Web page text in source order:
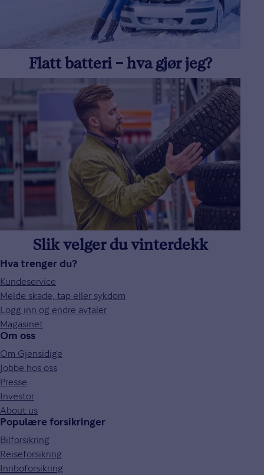
Flatt batteri – hva gjør jeg?
Slik velger du vinterdekk
Hva trenger du?
Kundeservice
Melde skade, tap eller sykdom
Logg inn og endre avtaler
Magasinet
Om oss
Om Gjensidige
Jobbe hos oss
Presse
Investor
About us
Populære forsikringer
Bilforsikring
Reiseforsikring
Innboforsikring